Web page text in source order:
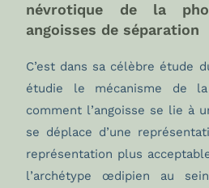
névrotique de la
angoisses de séparation
C’est dans sa célèbre étude
étudie le mécanisme de
comment l’angoisse se lie à
se déplace d’une
représentation plus
l’archétype œdipien au